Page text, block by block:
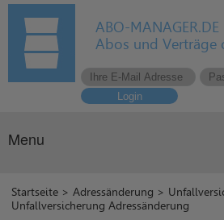
ABO-MANAGER.DE
Abos und Verträge
Login
Menu
Startseite >Adressänderung >
Unfallversicherung Adressänderung